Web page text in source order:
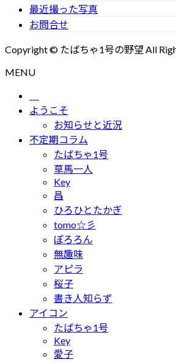
最近撮った写真
お問合せ
Copyright © たばちゃ1号の野望 All
MENU
ようこそ
お知らせと近況
不定期コラム
たばちゃ1号
草馬一人
Key
昌
ひろひとたかぎ
tomo☆彡
ぽろろん
無趣味
アピラ
桜子
書き人知らず
アイコン
たばちゃ1号
Key
愛子